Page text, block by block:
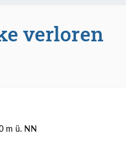
verloren
m ü. NN